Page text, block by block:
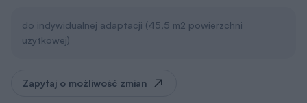
do indywidualnej adaptacji (45,5 m2 powierzchni
użytkowej)
Zapytaj o możliwość zmian